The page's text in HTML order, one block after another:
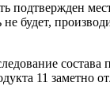
подтвержден
будет,
состава
11 заметно